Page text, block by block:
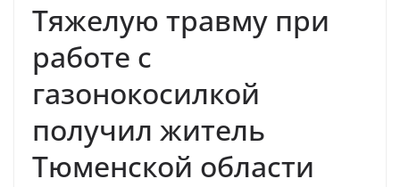
Тяжелую травму при
работе с
газонокосилкой
получил житель
Тюменской области